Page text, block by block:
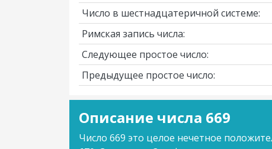
Число в шестнадцатеричной системе:
Римская запись числа:
Следующее простое число:
Предыдущее простое число:
Описание числа 669
Число 669 это целое нечетное